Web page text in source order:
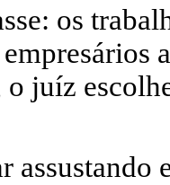
os
o juíz